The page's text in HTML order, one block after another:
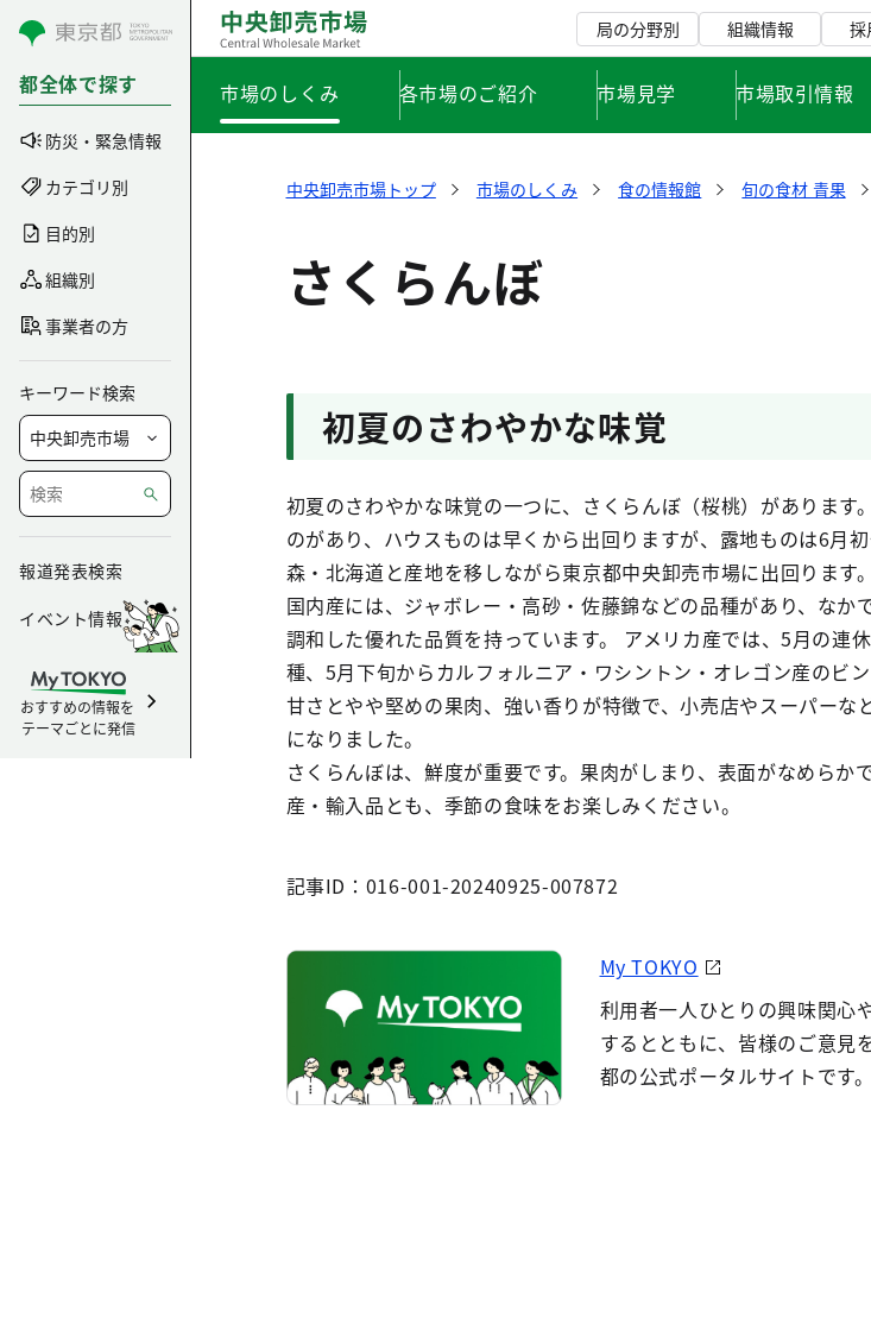
コンテンツにスキップ
都全体で探す
防災・緊急情報
カテゴリ別
目的別
組織別
事業者の方
キーワード検索
報道発表検索
イベント情報
おすすめの情報を
テーマごとに発信
局の分野別 組織情報 採
市場のしくみ 各市場のご紹介 市場見学 市場取引情報
中央卸売市場トップ 市場のしくみ 食の情報館 旬の食材 青果
さくらんぼ
初夏のさわやかな味覚
初夏のさわやかな味覚の一つに、さくらんぼ（桜桃）があります
のがあり、ハウスものは早くから出回りますが、露地ものは6月
森・北海道と産地を移しながら東京都中央卸売市場に出回ります。
国内産には、ジャボレー・高砂・佐藤錦などの品種があり、なか
調和した優れた品質を持っています。 アメリカ産では、5月の連
種、5月下旬からカルフォルニア・ワシントン・オレゴン産のビ
甘さとやや堅めの果肉、強い香りが特徴で、小売店やスーパーな
になりました。
さくらんぼは、鮮度が重要です。果肉がしまり、表面がなめらか
産・輸入品とも、季節の食味をお楽しみください。
記事ID：016-001-20240925-007872
My TOKYO
利用者一人ひとりの興味関心
するとともに、皆様のご意見
都の公式ポータルサイトです。